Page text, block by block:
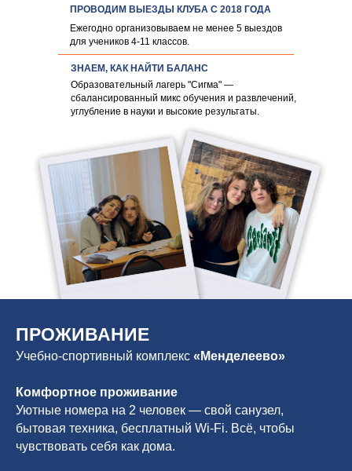
ЗНАЕМ, КАК НАЙТИ БАЛАНС
Образовательный лагерь "Сигма" —
сбалансированный микс обучения и развлечений,
углубление в науки и высокие результаты.
ПРОВОДИМ ВЫЕЗДЫ КЛУБА С 2018 ГОДА
Ежегодно организовываем не менее 5 выездов
для учеников 4-11 классов.
ПРОЖИВАНИЕ
Учебно-спортивный комплекс «Менделеево»
Комфортное проживание
Уютные номера на 2 человек — свой санузел,
бытовая техника, бесплатный Wi-Fi. Всё, чтобы
чувствовать себя как дома.